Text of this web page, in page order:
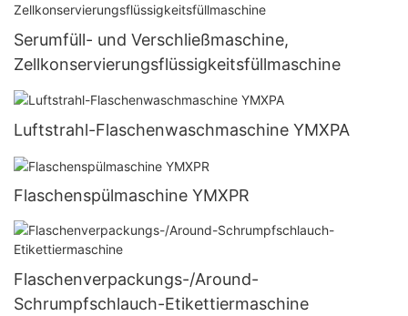
Serumfüll- und Verschließmaschine,
Zellkonservierungsflüssigkeitsfüllmaschine
Luftstrahl-Flaschenwaschmaschine YMXPA
Flaschenspülmaschine YMXPR
Flaschenverpackungs-/Around-
Schrumpfschlauch-Etikettiermaschine